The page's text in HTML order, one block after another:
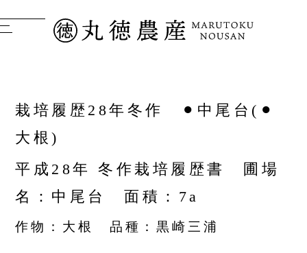
栽培履歴28年冬作 ⚫︎中尾台(⚫︎
大根)
平成28年 冬作栽培履歴書 圃場
名：中尾台 面積：7a
作物：大根 品種：黒崎三浦